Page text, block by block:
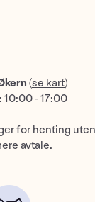
(se kart)
10:00 - 17:00
for henting
avtale.